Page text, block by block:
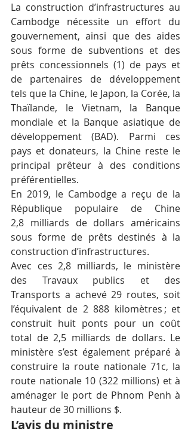
La construction d’infrastructures au
Cambodge nécessite un effort du
gouvernement, ainsi que des aides
sous forme de subventions et des
prêts concessionnels (1) de pays et
de partenaires de développement
tels que la Chine, le Japon, la Corée, la
Thaïlande, le Vietnam, la Banque
mondiale et la Banque asiatique de
développement (BAD). Parmi ces
pays et donateurs, la Chine reste le
principal prêteur à des conditions
préférentielles.
En 2019, le Cambodge a reçu de la
République populaire de Chine
2,8 milliards de dollars américains
sous forme de prêts destinés à la
construction d’infrastructures.
Avec ces 2,8 milliards, le ministère
des Travaux publics et des
Transports a achevé 29 routes, soit
l’équivalent de 2 888 kilomètres ; et
construit huit ponts pour un coût
total de 2,5 milliards de dollars. Le
ministère s’est également préparé à
construire la route nationale 71c, la
route nationale 10 (322 millions) et à
aménager le port de Phnom Penh à
hauteur de 30 millions $.
L’avis du ministre